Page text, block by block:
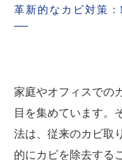
革新的なカビ対策
家庭やオフィスでの
目を集めています。
法は、従来のカビ取
的にカビを除去する